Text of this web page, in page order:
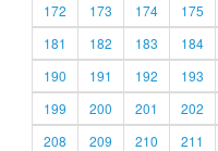
172
173 174 175
181
182 183 184
190
191 192 193
199
200 201 202
208
209 210 211